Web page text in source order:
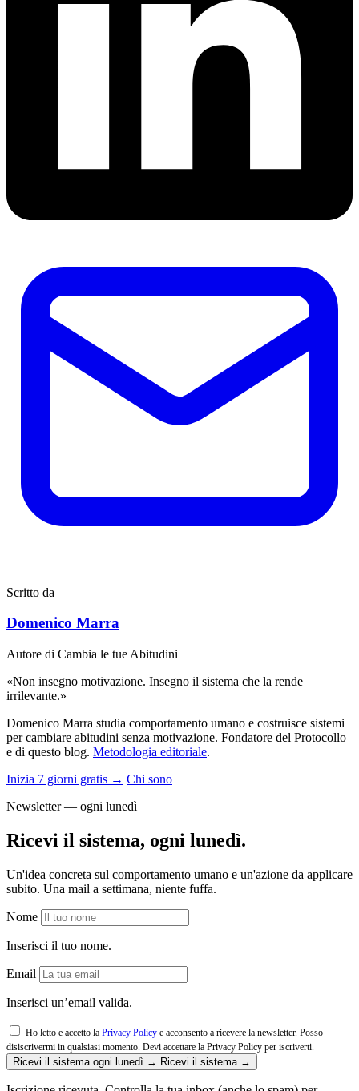
Scritto da
Domenico Marra
Autore di Cambia le tue Abitudini
«Non insegno motivazione. Insegno il sistema che la rende
irrilevante.»
Domenico Marra studia comportamento umano e costruisce sistemi
per cambiare abitudini senza motivazione. Fondatore del Protocollo
e di questo blog. Metodologia editoriale.
Inizia 7 giorni gratis → Chi sono
Newsletter — ogni lunedì
Ricevi il sistema, ogni lunedì.
Un'idea concreta sul comportamento umano e un'azione da applicare
subito. Una mail a settimana, niente fuffa.
Nome
Inserisci il tuo nome.
Email
Inserisci un’email valida.
Ho letto e accetto la Privacy Policy e acconsento a ricevere la newsletter. Posso
disiscrivermi in qualsiasi momento. Devi accettare la Privacy Policy per iscriverti.
Ricevi il sistema ogni lunedì → Ricevi il sistema →